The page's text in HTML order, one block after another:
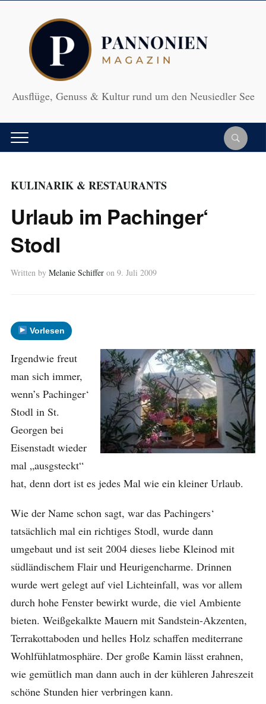
Ausflüge, Genuss & Kultur rund um den Neusiedler See
KULINARIK & RESTAURANTS
Urlaub im Pachinger‘
Stodl
Written by Melanie Schiffer on 9. Juli 2009
Vorlesen
Irgendwie freut
man sich immer,
wenn’s Pachinger‘
Stodl in St.
Georgen bei
Eisenstadt wieder
mal „ausgsteckt“
hat, denn dort ist es jedes Mal wie ein kleiner Urlaub.
Wie der Name schon sagt, war das Pachingers‘
tatsächlich mal ein richtiges Stodl, wurde dann
umgebaut und ist seit 2004 dieses liebe Kleinod mit
südländischem Flair und Heurigencharme. Drinnen
wurde wert gelegt auf viel Lichteinfall, was vor allem
durch hohe Fenster bewirkt wurde, die viel Ambiente
bieten. Weißgekalkte Mauern mit Sandstein-Akzenten,
Terrakottaboden und helles Holz schaffen mediterrane
Wohlfühlatmosphäre. Der große Kamin lässt erahnen,
wie gemütlich man dann auch in der kühleren Jahreszeit
schöne Stunden hier verbringen kann.